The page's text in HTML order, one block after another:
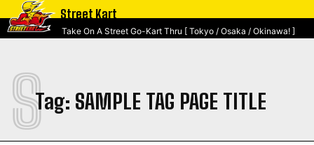
Street Kart
Take On A Street Go-Kart Thru [ Tokyo / Osaka / Okinawa! ]
Tag: SAMPLE TAG PAGE TITLE
S